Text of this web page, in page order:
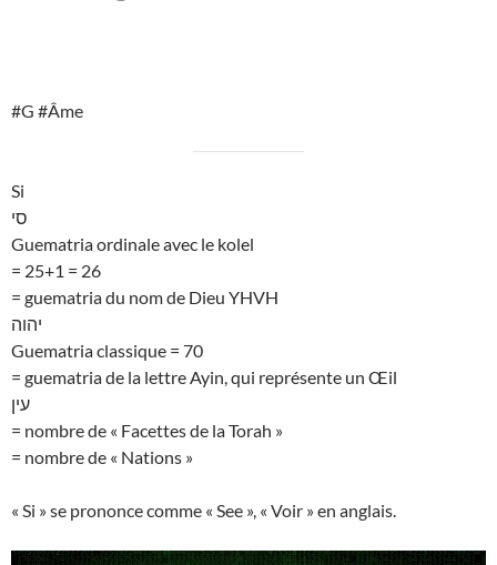
#G #Âme
Si
סי
Guematria ordinale avec le kolel
= 25+1 = 26
= guematria du nom de Dieu YHVH
יהוה
Guematria classique = 70
= guematria de la lettre Ayin, qui représente un Œil
עין
= nombre de « Facettes de la Torah »
= nombre de « Nations »
« Si » se prononce comme « See », « Voir » en anglais.